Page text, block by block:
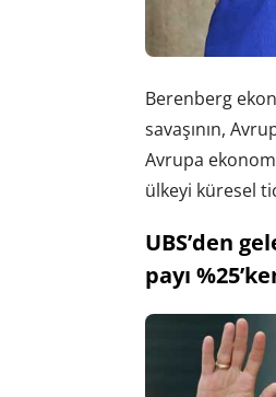
Berenberg
savaşının,
Avrupa
ülkeyi küresel
UBS’den
payı